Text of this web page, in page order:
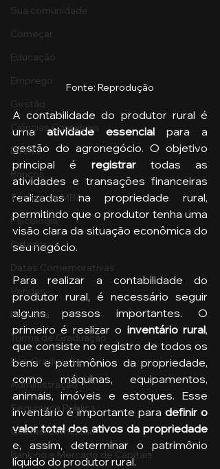
Sua comunidade
Começar
Educação
Emprego
Gestão
Ciências Contábeis
Direito
Bancos
Turmas de MBA
Psicologia
Cidades
Datas Comemorativas
Vendas
Pecuária
Turma de Graduação
Pós-Graduação
Administração
Segurança Publica
Gestão Comercial
Banking e Mercado de Capitais
Fonte: Reprodução
A contabilidade do produtor rural é
uma atividade essencial para a
gestão do agronegócio. O objetivo
principal é registrar todas as
atividades e transações financeiras
realizadas na propriedade rural,
permitindo que o produtor tenha uma
visão clara da situação econômica do
seu negócio.
Para realizar a contabilidade do
produtor rural, é necessário seguir
alguns passos importantes. O
primeiro é realizar o inventário rural,
que consiste no registro de todos os
bens e patrimônios da propriedade,
como máquinas, equipamentos,
animais, imóveis e estoques. Esse
inventário é importante para definir o
valor total dos ativos da propriedade
e, assim, determinar o patrimônio
líquido do produtor rural.